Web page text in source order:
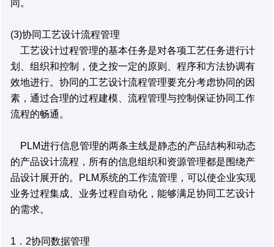
同。
(3)协同工艺设计流程管理
工艺设计过程管理的基本任务是对各项工艺任务进行计
划、组织和控制，使之按一定的原则、程序和方法协调有
效地进行。协同的工艺设计流程管理要充分考虑协同的因
素，通过合理的过程建模、流程管理与控制保证协同工作
流程的畅通。
PLM进行信息管理的两条主线是静态的产品结构和动态
的产品设计流程，所有的信息组织和资源管理都是围绕产
品设计展开的。PLM系统的工作流管理，可以使企业实现
业务过程集成、业务过程自动化，能够满足协同工艺设计
的需求。
1．2协同数据管理